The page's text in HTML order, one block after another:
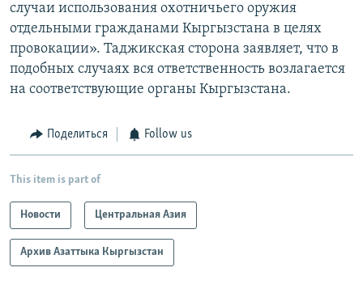
случаи использования охотничьего оружия
отдельными гражданами Кыргызстана в целях
провокации». Таджикская сторона заявляет, что в
подобных случаях вся ответственность возлагается
на соответствующие органы Кыргызстана.
Поделиться Follow us
This item is part of
Новости Центральная Азия
Архив Азаттыка Кыргызстан